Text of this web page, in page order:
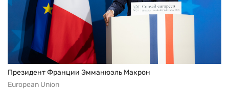
Президент Франции Эмманюэль Макрон
European Union